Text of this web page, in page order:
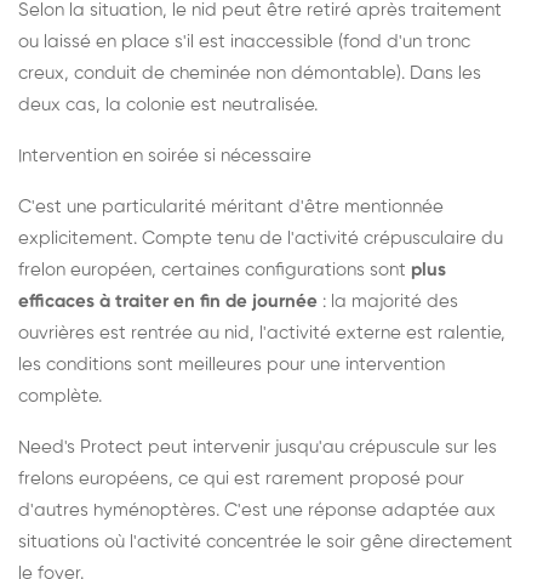
Selon la situation, le nid peut être retiré après traitement
ou laissé en place s'il est inaccessible (fond d'un tronc
creux, conduit de cheminée non démontable). Dans les
deux cas, la colonie est neutralisée.
Intervention en soirée si nécessaire
C'est une particularité méritant d'être mentionnée
explicitement. Compte tenu de l'activité crépusculaire du
frelon européen, certaines configurations sont plus
efficaces à traiter en fin de journée : la majorité des
ouvrières est rentrée au nid, l'activité externe est ralentie,
les conditions sont meilleures pour une intervention
complète.
Need's Protect peut intervenir jusqu'au crépuscule sur les
frelons européens, ce qui est rarement proposé pour
d'autres hyménoptères. C'est une réponse adaptée aux
situations où l'activité concentrée le soir gêne directement
le foyer.